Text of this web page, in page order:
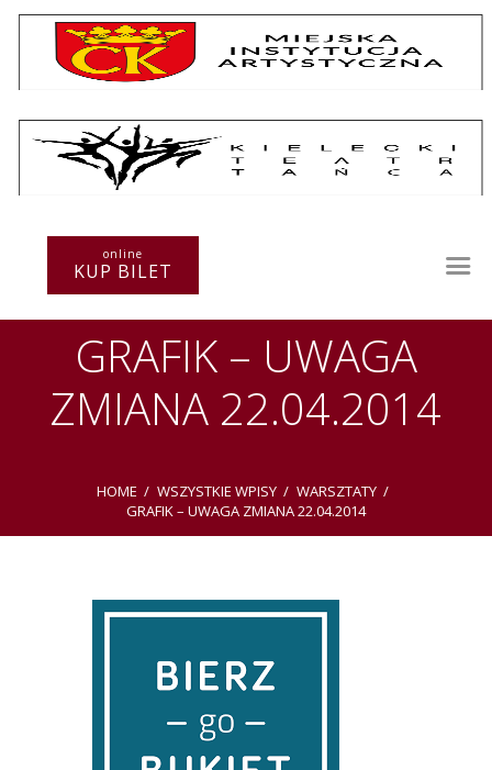
online
KUP BILET
GRAFIK – UWAGA
ZMIANA 22.04.2014
HOME WSZYSTKIE WPISY
WARSZTATY
GRAFIK – UWAGA ZMIANA 22.04.2014
Repertuar
Warsztaty
Kurs instruktorski
Sprawozdania